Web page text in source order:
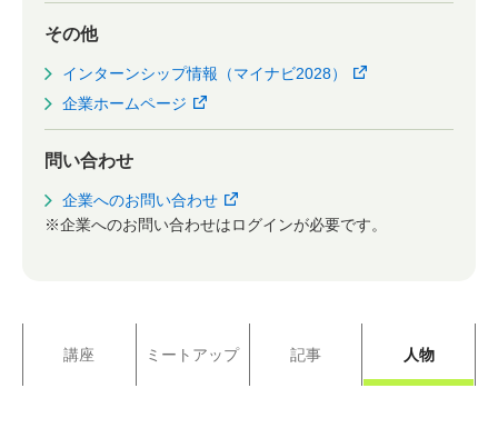
その他
インターンシップ情報（マイナビ2028）
企業ホームページ
問い合わせ
企業へのお問い合わせ
※企業へのお問い合わせはログインが必要です。
講座 ミートアップ 記事 人物